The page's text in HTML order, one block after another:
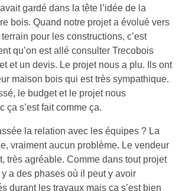
gardé dans la tête l’idée de la
bois. Quand notre projet a évolué vers
pour les constructions, c’est
qu’on est allé consulter Trecobois
et un devis. Le projet nous a plu. Ils ont
maison bois qui est très sympathique.
le budget et le projet nous
ça s’est fait comme ça.
la relation avec les équipes ? La
vraiment aucun problème. Le vendeur
très agréable. Comme dans tout projet
a des phases où il peut y avoir
durant les travaux mais ça s’est bien